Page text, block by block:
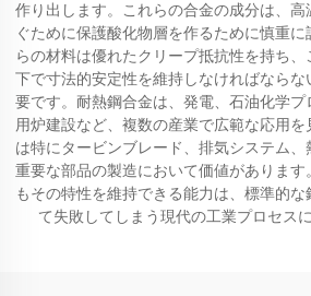
作り出します。これらの合金の成分は、
ぐために保護酸化物層を作るために慎重
らの材料は優れたクリープ抵抗性を持ち
下で寸法的安定性を維持しなければなら
要です。耐熱鋼合金は、発電、石油化学
用炉建設など、複数の産業で広範な応用を
は特にタービンブレード、排気システム
重要な部品の製造において価値がありま
もその特性を維持できる能力は、標準的
て失敗してしまう現代の工業プロセス